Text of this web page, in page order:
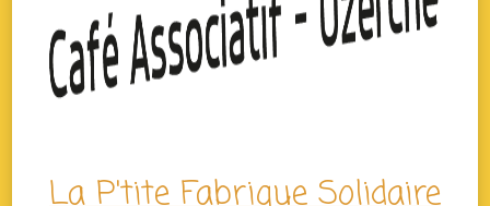
La P'tite Fabrique Solidaire